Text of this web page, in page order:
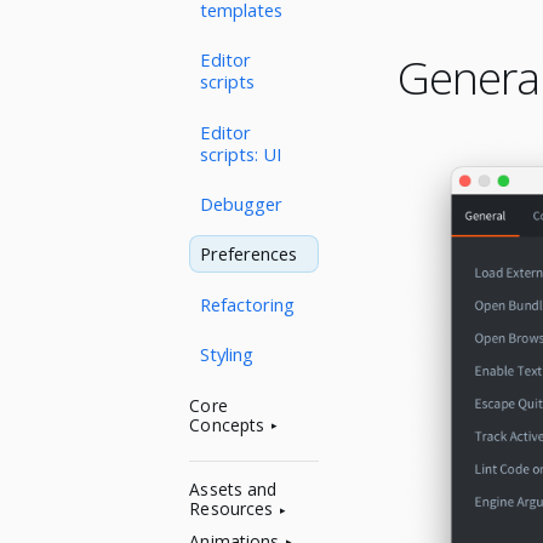
templates
Editor
scripts
Editor
scripts: UI
Debugger
Preferences
Refactoring
Styling
Core
Concepts
Assets and
Resources